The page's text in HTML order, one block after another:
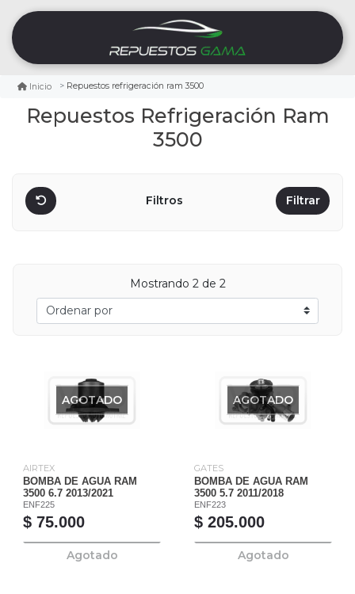
Inicio Repuestos refrigeración ram 3500
Repuestos Refrigeración Ram
3500
Filtros Filtrar
Mostrando 2 de 2
AGOTADO
AIRTEX
BOMBA DE AGUA RAM
3500 6.7 2013/2021
ENF225
$ 75.000
Agotado
AGOTADO
GATES
BOMBA DE AGUA RAM
3500 5.7 2011/2018
ENF223
$ 205.000
Agotado